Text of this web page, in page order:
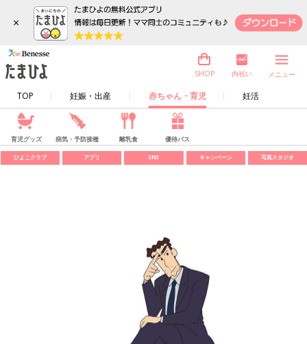
×
TOP 妊娠・出産 赤ちゃん・育児 妊活
SHOP 内祝い メニュー
育児グッズ 病気・予防接種 離乳食 優待パス
ひよこクラブ アプリ SNS キャンペーン 写真スタジオ